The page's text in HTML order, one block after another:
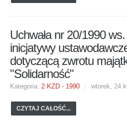
Uchwała nr 20/1990
inicjatywy
dotyczącą zwrotu
"Solidarność"
Kategoria: 2 KZD - 1990 wtorek, 24
CZYTAJ CAŁOŚĆ...